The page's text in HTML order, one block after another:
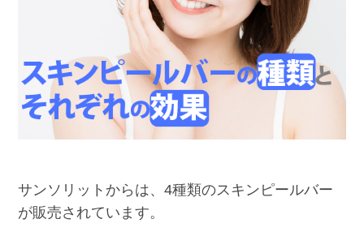
サンソリットからは、4種類のスキンピールバー
が販売されています。